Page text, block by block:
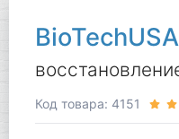
BioTechUSA
Код товара: 4151